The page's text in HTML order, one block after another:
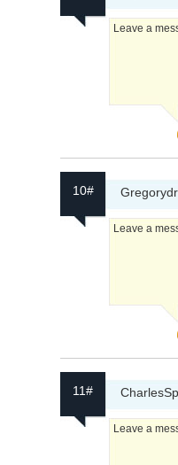
Leave a
10#
Leave a
11#
Leave a